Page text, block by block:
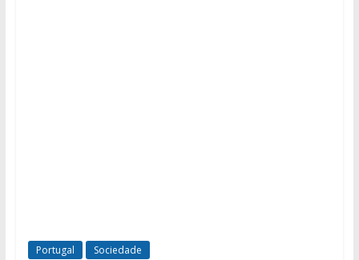
Portugal Sociedade